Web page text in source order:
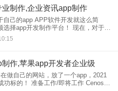
制作,企业资讯app制作
自己的app APP软件开发就这么简
开发制作平台！ 现在，对于企
企业没有开发，的能力时，他需要选
强大的应用软件开发公司来帮助他实
作,苹果app开发者企业级
做自己的网站，放了一个app，2021
作/即将工作 Cenos7